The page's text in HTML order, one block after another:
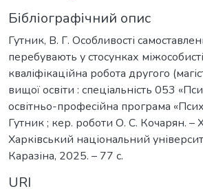
Бібліографічний опис
Гутник, В. Г. Особливості
перебувають у стосунках
кваліфікаційна робота другого
вищої освіти : спеціальність 053
освітньо-професійна програма
Гутник ; кер. роботи О. С. Кочарян. –
Харківський національний
Каразіна, 2025. – 77 с.
URI